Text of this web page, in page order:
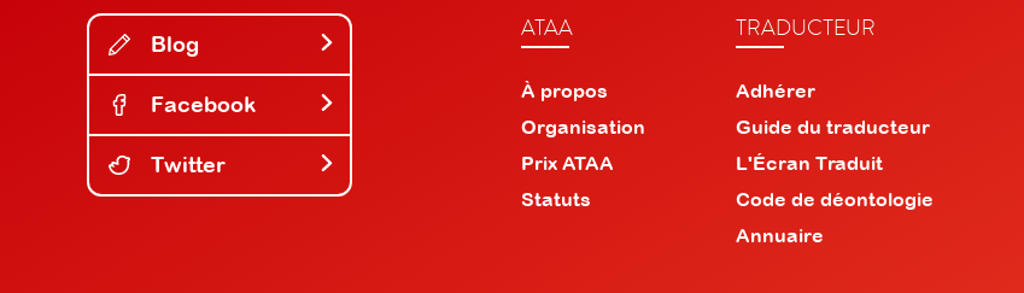
Blog
Facebook
Twitter
ATAA
À propos
Organisation
Prix ATAA
Statuts
TRADUCTEUR
Adhérer
Guide du traducteur
L'Écran Traduit
Code de déontologie
Annuaire